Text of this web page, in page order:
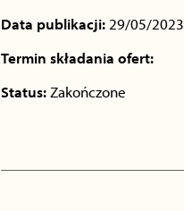
Data publikacji:29/05/2023
Termin składania ofert:
Status:Zakończone